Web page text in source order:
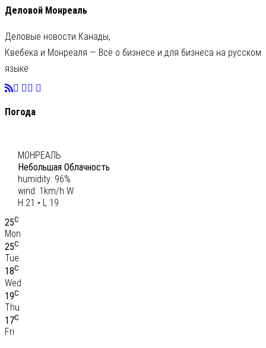
Деловой Монреаль
Деловые новости Канады,
Квебека и Монреаля — Всё о бизнесе и для бизнеса на русском
языке
Погода
МОНРЕАЛЬ
Небольшая Облачность
humidity: 96%
wind: 1km/h W
H 21 • L 19
25C
Mon
25C
Tue
18C
Wed
19C
Thu
17C
Fri